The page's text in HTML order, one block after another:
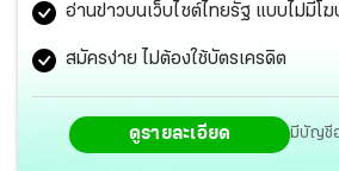
อ่านข่าวบนเว็บไซต์ไทยรัฐ แบบไม่มีโ
สมัครง่าย ไม่ต้องใช้บัตรเครดิต
ดูรายละเอียด มีบัญชี